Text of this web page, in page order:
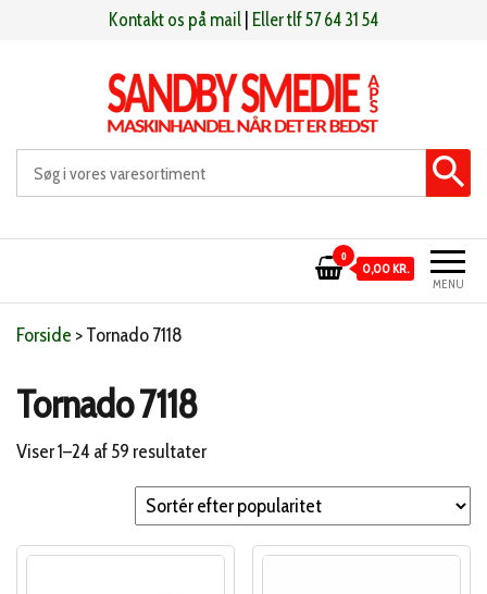
Kontakt os på mail Eller tlf 57 64 31 54
Sandby smeden Maskinhandel når det er bedst
MENU
0
0,00 KR.
Forside >Tornado 7118
Tornado 7118
Viser 1–24 af 59 resultaterSorteret
efter
popularitet